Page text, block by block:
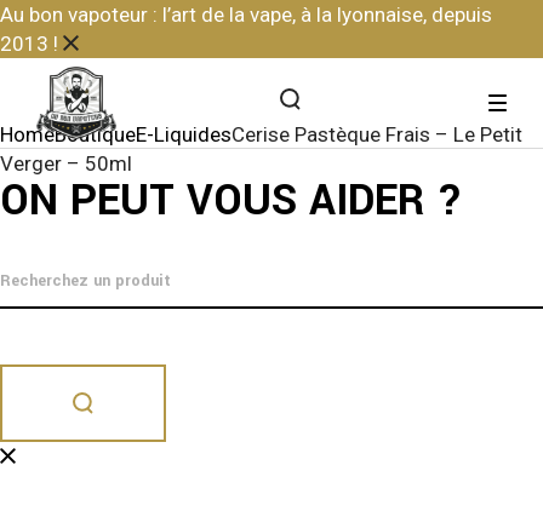
Skip
to
the
content
Au bon vapoteur : l’art de la vape, à la lyonnaise, depuis
2013 !
ON PEUT VOUS AIDER ?
HomeBoutiqueE-LiquidesCerise Pastèque Frais – Le Petit
Verger – 50ml